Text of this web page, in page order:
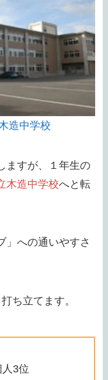
造中学校
ますが、１年生の
木造中学校へと転
」への通いやすさ
ち立てます。
3位